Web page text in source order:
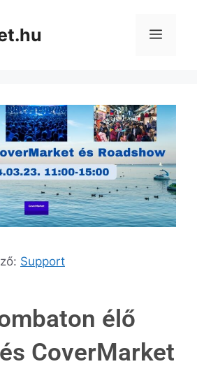
Support
élő
CoverMarket